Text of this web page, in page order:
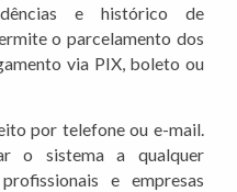
e histórico de
o parcelamento dos
via PIX, boleto ou
por telefone ou e-mail.
o sistema a qualquer
e empresas